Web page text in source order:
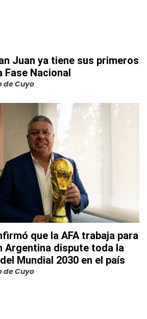
Juan ya tiene sus primeros
Nacional
de Cuyo
que la AFA trabaja para
Argentina dispute toda la
Mundial 2030 en el país
de Cuyo